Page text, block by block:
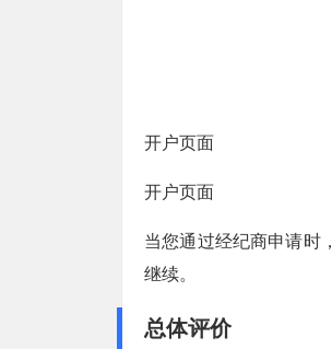
开户页面
开户页面
当您通过经纪商申请时
继续。
总体评价